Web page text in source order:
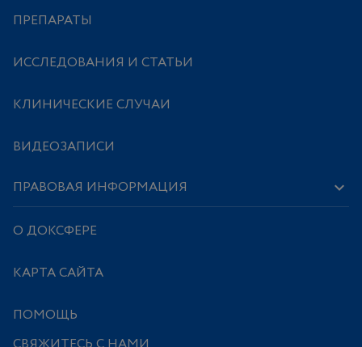
ПРЕПАРАТЫ
ИССЛЕДОВАНИЯ И СТАТЬИ
КЛИНИЧЕСКИЕ СЛУЧАИ
ВИДЕОЗАПИСИ
ПРАВОВАЯ ИНФОРМАЦИЯ
О ДОКСФЕРЕ
КАРТА САЙТА
ПОМОЩЬ